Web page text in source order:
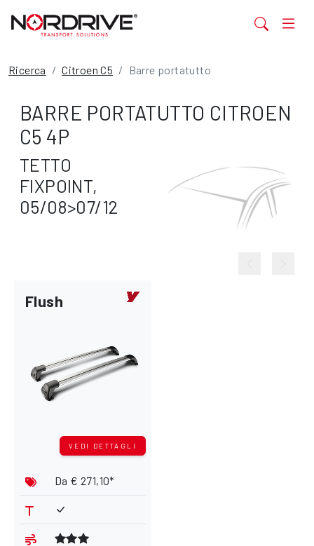
Ricerca Citroen C5 Barre portatutto
BARRE PORTATUTTO CITROEN
C5 4P
TETTO
FIXPOINT,
05/08>07/12
Flush
VEDI DETTAGLI
Da € 271,10*